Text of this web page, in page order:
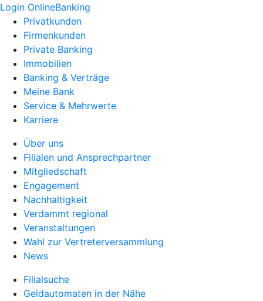
Login OnlineBanking
Privatkunden
Firmenkunden
Private Banking
Immobilien
Banking & Verträge
Meine Bank
Service & Mehrwerte
Karriere
Über uns
Filialen und Ansprechpartner
Mitgliedschaft
Engagement
Nachhaltigkeit
Verdammt regional
Veranstaltungen
Wahl zur Vertreterversammlung
News
Filialsuche
Geldautomaten in der Nähe